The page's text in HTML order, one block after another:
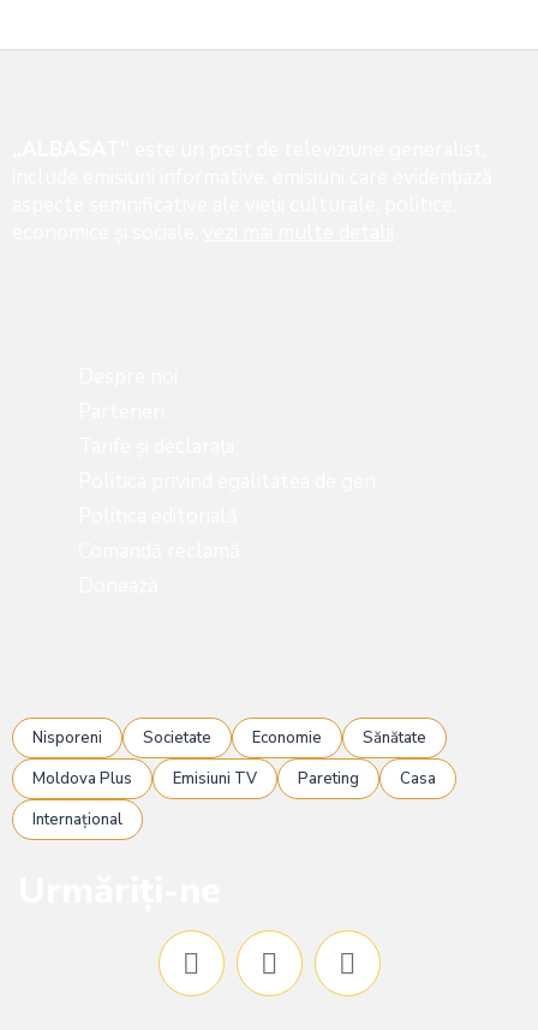
Nisporeni Societate Economie
Sănătate
Moldova Plus
Emisiuni TV Pareting
Casa
Internațional